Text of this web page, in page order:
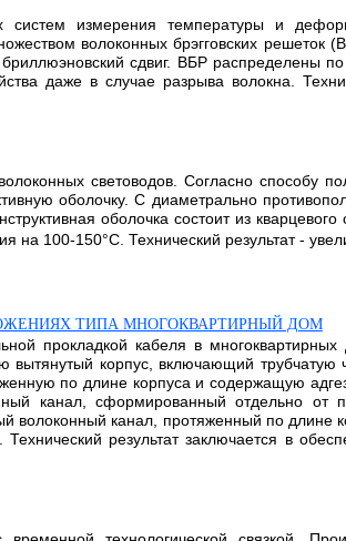
систем измерения температуры и
волоконных брэгговских решеток
сдвиг. ВБР распределены
даже в случае разрыва волокна.
световодов. Согласно способу
оболочку. С диаметрально
оболочка состоит из кварцевого
на 100-150°C. Технический результат -
ТИПА МНОГОКВАРТИРНЫЙ ДОМ
прокладкой кабеля в многоквартирных
корпус, включающий трубчатую
по длине корпуса и содержащую
канал, сформированный отдельно от
волоконный канал, протяженный по длине
результат заключается в